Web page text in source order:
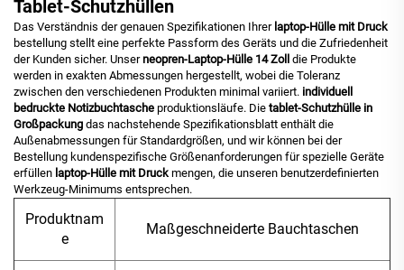
Tablet-Schutzhüllen
Das Verständnis der genauen Spezifikationen Ihrer laptop-Hülle mit Druck
bestellung stellt eine perfekte Passform des Geräts und die Zufriedenheit
der Kunden sicher. Unserneopren-Laptop-Hülle 14 Zoll die Produkte
werden in exakten Abmessungen hergestellt, wobei die Toleranz
zwischen den verschiedenen Produkten minimal variiert. individuell
bedruckte Notizbuchtasche produktionsläufe. Die tablet-Schutzhülle in
Großpackung das nachstehende Spezifikationsblatt enthält die
Außenabmessungen für Standardgrößen, und wir können bei der
Bestellung kundenspezifische Größenanforderungen für spezielle Geräte
erfüllen laptop-Hülle mit Druck mengen, die unseren benutzerdefinierten
Werkzeug-Minimums entsprechen.
Produktnam
e
Maßgeschneiderte Bauchtaschen